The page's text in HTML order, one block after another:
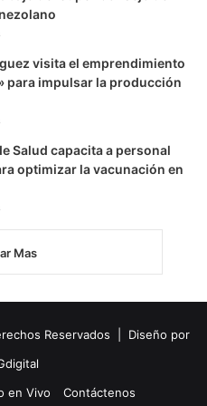
visita el emprendimiento
para impulsar la producción
Salud capacita a personal
optimizar la vacunación en
Mas
Reservados | Diseño por
en Vivo Contáctenos